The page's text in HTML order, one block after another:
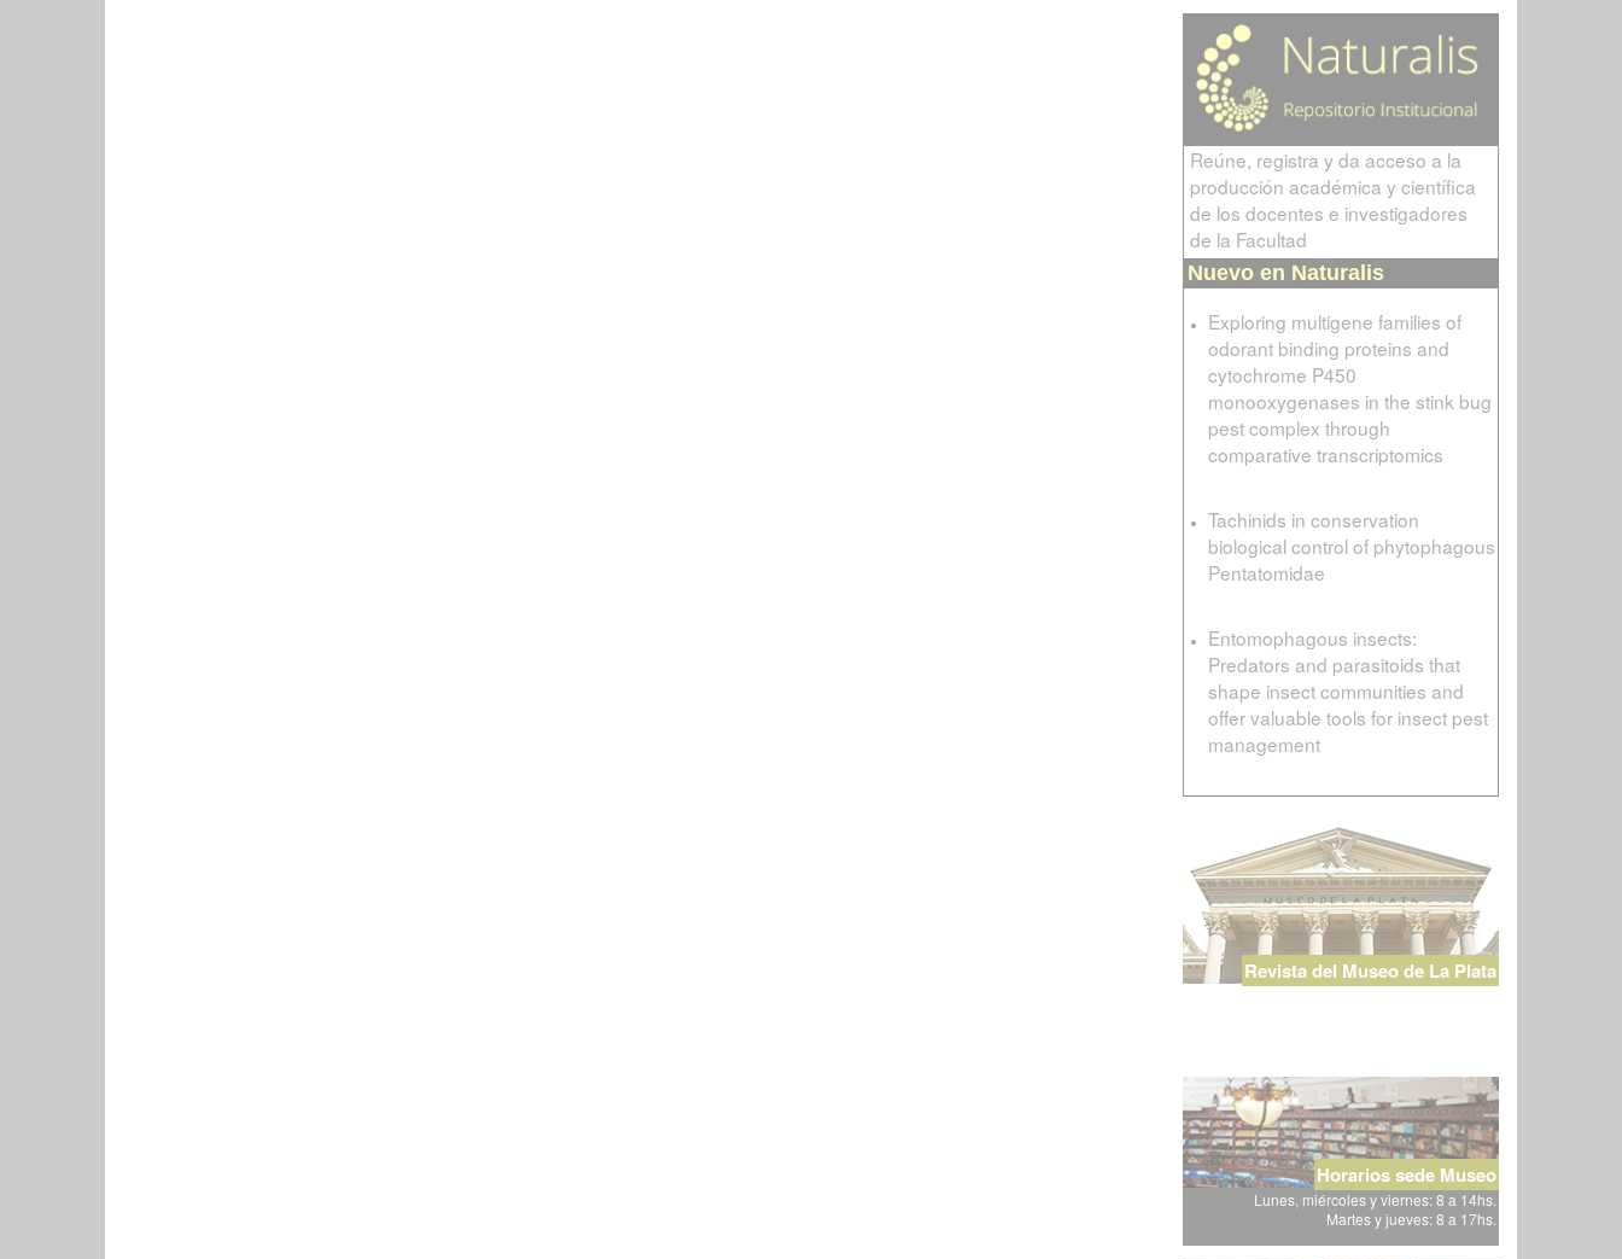
Reúne, registra y da acceso a la
producción académica y científica
de los docentes e investigadores
de la Facultad
Nuevo en Naturalis
Exploring multigene families of
odorant binding proteins and
cytochrome P450
monooxygenases in the stink bug
pest complex through
comparative transcriptomics
Tachinids in conservation
biological control of phytophagous
Pentatomidae
Entomophagous insects:
Predators and parasitoids that
shape insect communities and
offer valuable tools for insect pest
management
Revista del Museo de La Plata
Horarios sede Museo
Lunes, miércoles y viernes: 8 a 14hs.
Martes y jueves: 8 a 17hs.